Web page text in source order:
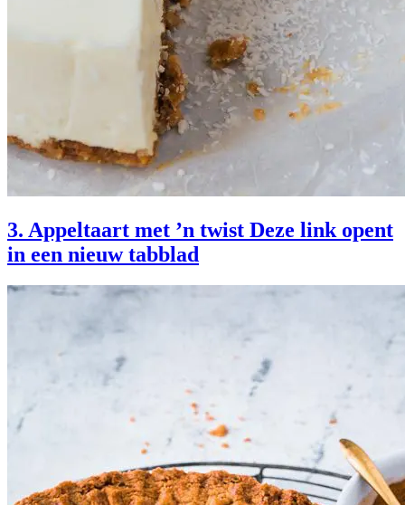
3. Appeltaart met ’n twist Deze link opent
in een nieuw tabblad